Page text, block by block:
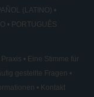
(LATINO)
PORTUGUÊS
Eine Stimme für
gestellte Fragen
Kontakt